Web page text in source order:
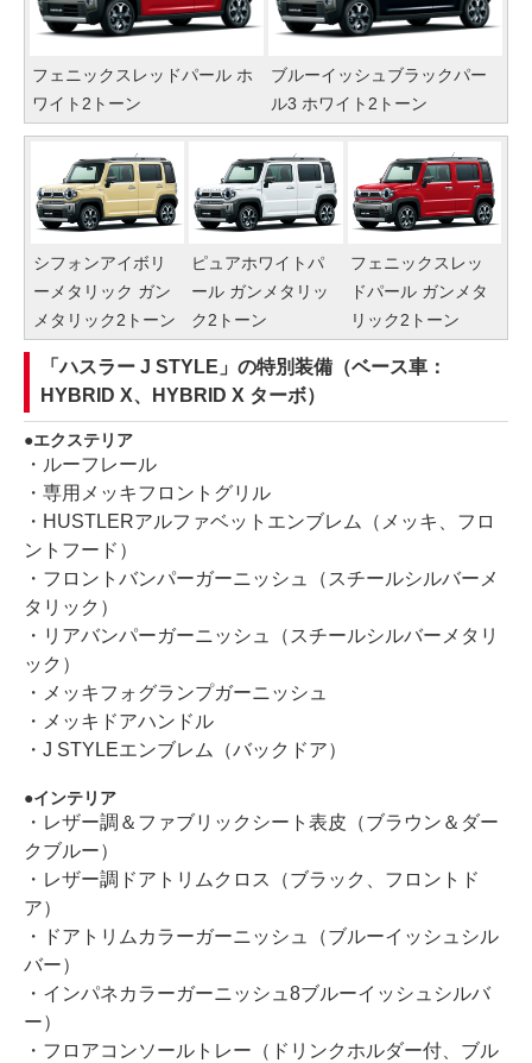
フェニックスレッドパール ホ
ワイト2トーン
ブルーイッシュブラックパー
ル3 ホワイト2トーン
シフォンアイボリ
ーメタリック ガン
メタリック2トーン
ピュアホワイトパ
ール ガンメタリッ
ク2トーン
フェニックスレッ
ドパール ガンメタ
リック2トーン
「ハスラー J STYLE」の特別装備（ベース車：
HYBRID X、HYBRID X ターボ）
エクステリア
・ルーフレール
・専用メッキフロントグリル
・HUSTLERアルファベットエンブレム（メッキ、フロ
ントフード）
・フロントバンパーガーニッシュ（スチールシルバーメ
タリック）
・リアバンパーガーニッシュ（スチールシルバーメタリ
ック）
・メッキフォグランプガーニッシュ
・メッキドアハンドル
・J STYLEエンブレム（バックドア）
インテリア
・レザー調＆ファブリックシート表皮（ブラウン＆ダー
クブルー）
・レザー調ドアトリムクロス（ブラック、フロントド
ア）
・ドアトリムカラーガーニッシュ（ブルーイッシュシル
バー）
・インパネカラーガーニッシュ8ブルーイッシュシルバ
ー）
・フロアコンソールトレー（ドリンクホルダー付、ブル